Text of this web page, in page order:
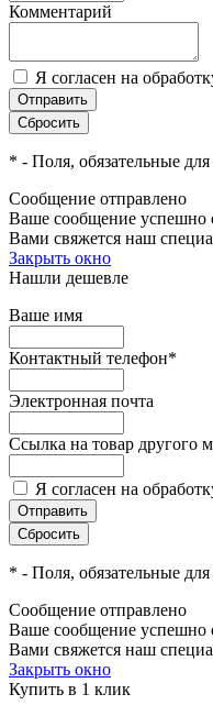
Комментарий
Я согласен на
* - Поля, обязательные
Сообщение отправлено
Ваше сообщение успешно
Вами свяжется наш
Закрыть окно
Нашли дешевле
Ваше имя
Контактный телефон*
Электронная почта
Ссылка на товар другого
Я согласен на
* - Поля, обязательные
Сообщение отправлено
Ваше сообщение успешно
Вами свяжется наш
Закрыть окно
Купить в 1 клик